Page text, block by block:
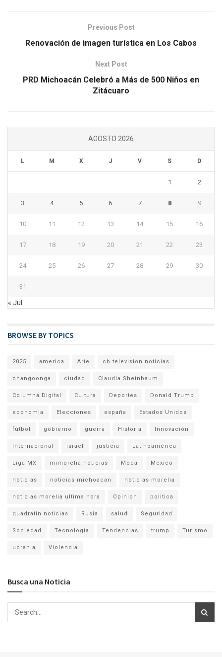
Previous Post
Renovación de imagen turística en Los Cabos
Next Post
PRD Michoacán Celebró a Más de 500 Niños en
Zitácuaro
AGOSTO 2026
L M X J V S D
1 2
3 4 5 6 7 8 9
10 11 12 13 14 15 16
17 18 19 20 21 22 23
24 25 26 27 28 29 30
31
« Jul
BROWSE BY TOPICS
2025 america Arte cb television noticias
changoonga ciudad Claudia Sheinbaum
Columna Digital Cultura Deportes Donald Trump
economia Elecciones españa Estados Unidos
fútbol gobierno guerra Historia Innovación
Internacional israel justicia Latinoamérica
Liga MX mimorelia noticias Moda México
noticias noticias michoacan noticias morelia
noticias morelia ultima hora Opinion politica
quadratin noticias Rusia salud Seguridad
Sociedad Tecnología Tendencias trump Turismo
ucrania Violencia
Busca una Noticia